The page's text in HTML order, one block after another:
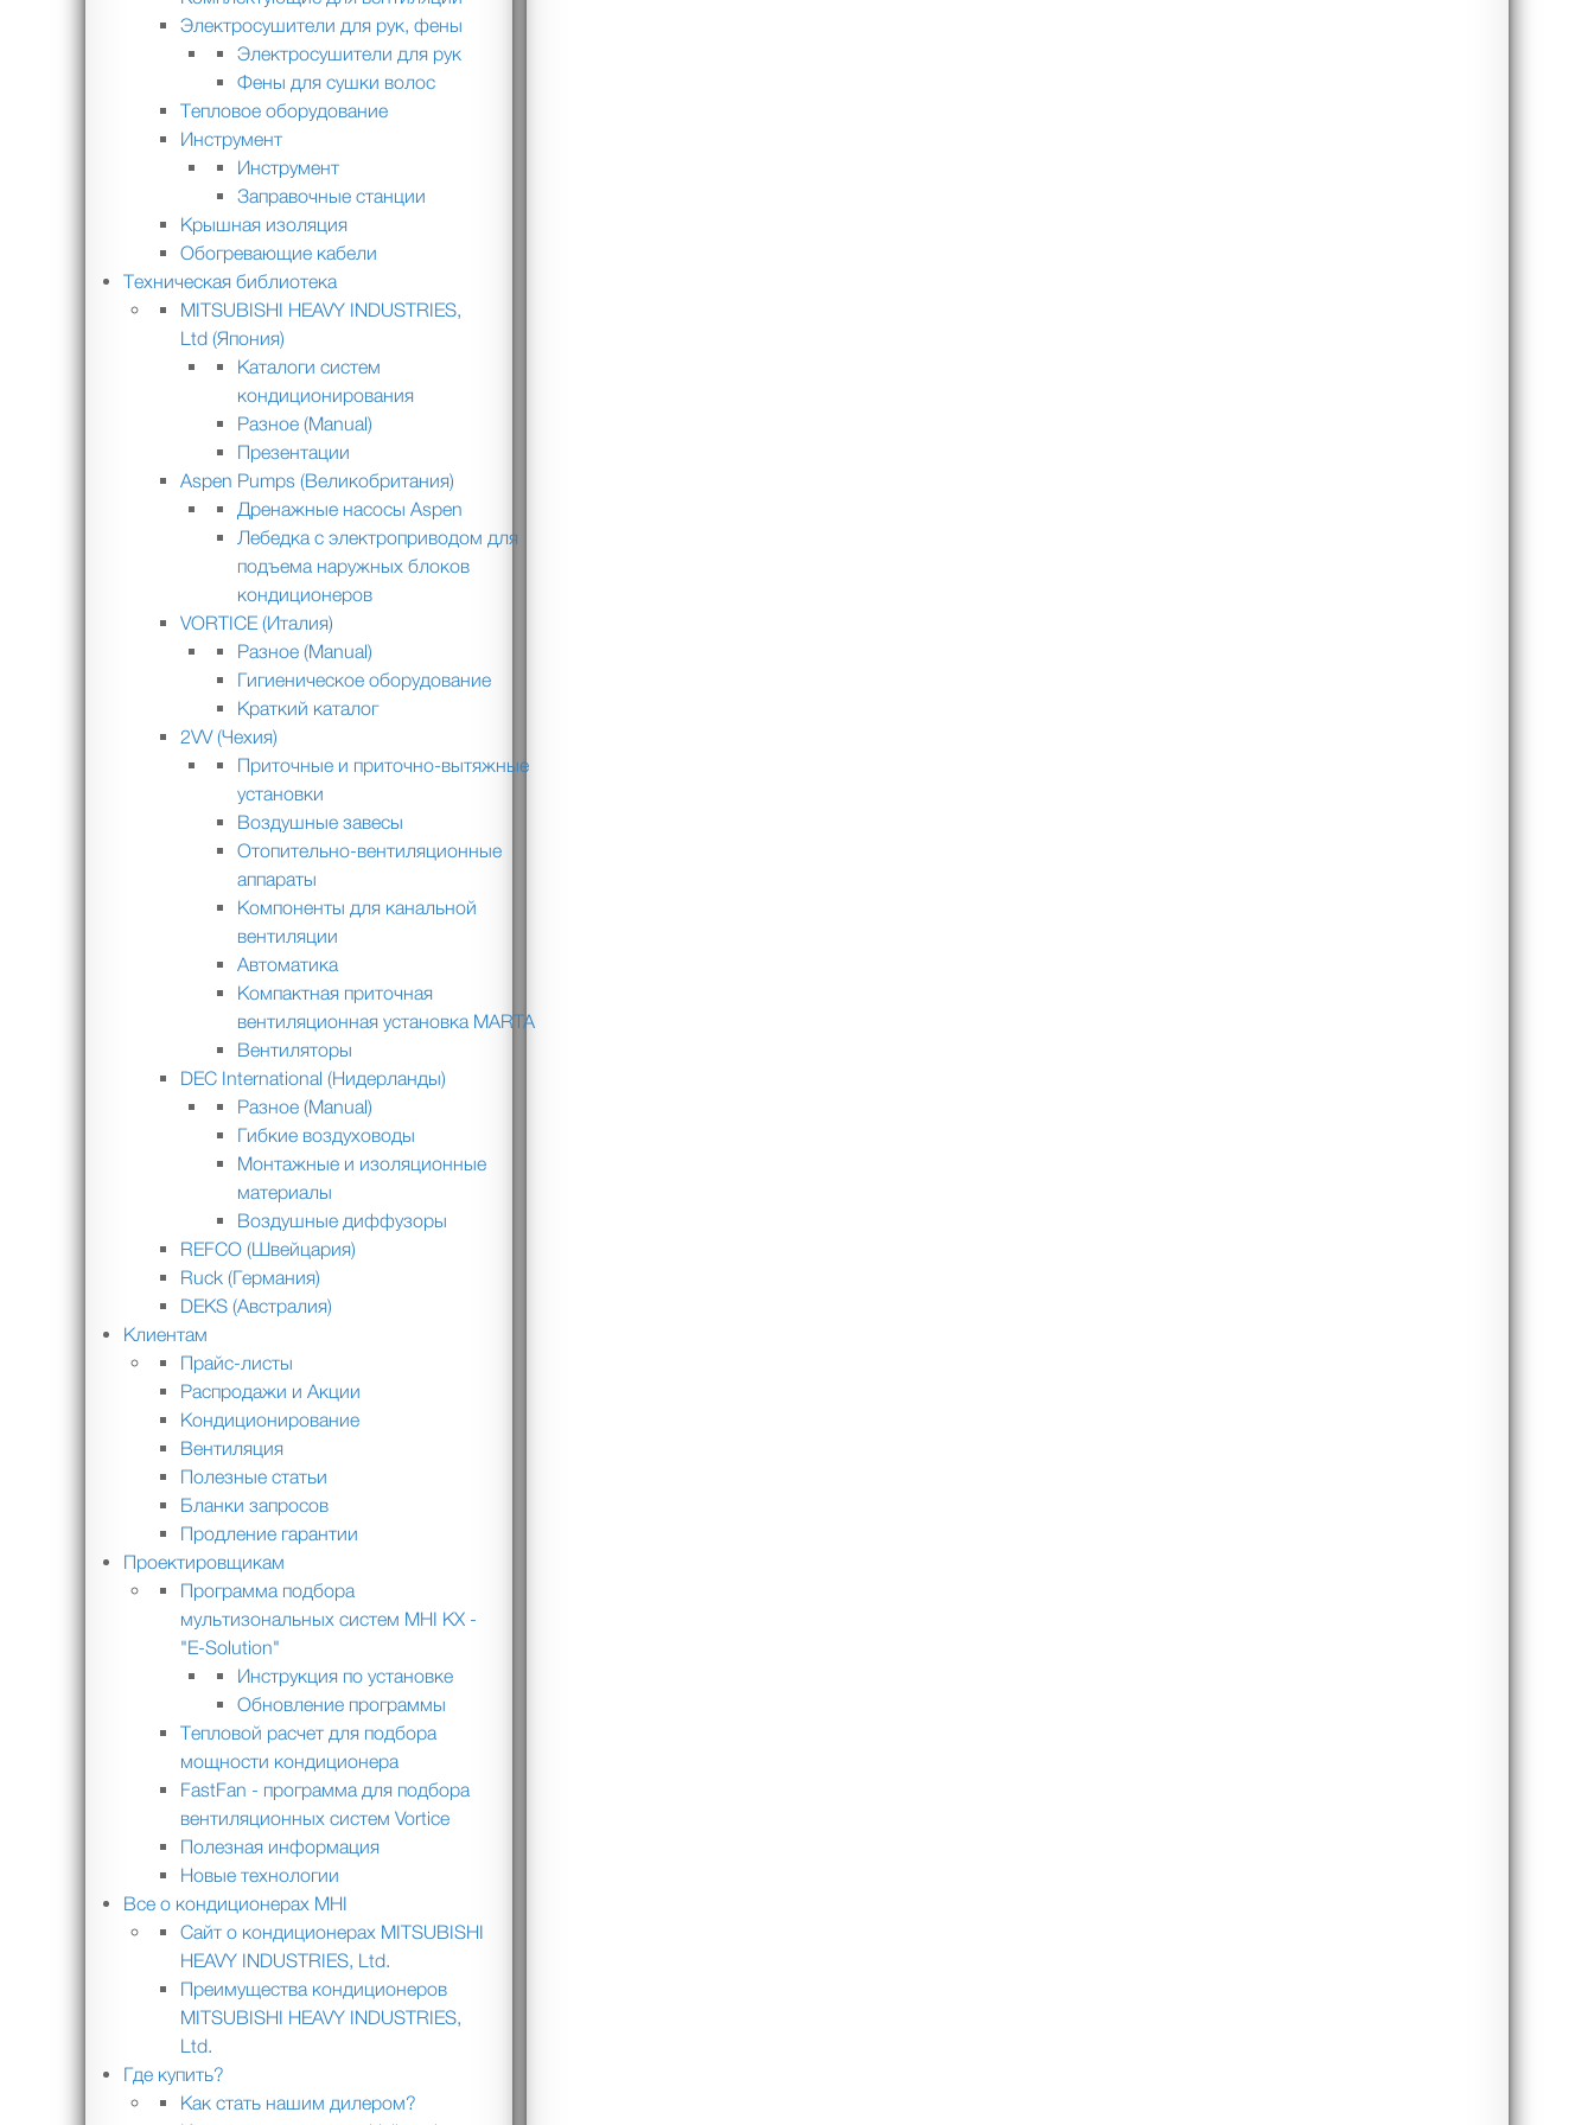
Электросушители для рук, фены
Электросушители для рук
Фены для сушки волос
Тепловое оборудование
Инструмент
Инструмент
Заправочные станции
Крышная изоляция
Обогревающие кабели
Техническая библиотека
MITSUBISHI HEAVY INDUSTRIES,
Ltd (Япония)
Каталоги систем
кондиционирования
Разное (Manual)
Презентации
Aspen Pumps (Великобритания)
Дренажные насосы Aspen
Лебедка с электроприводом для
подъема наружных блоков
кондиционеров
VORTICE (Италия)
Разное (Manual)
Гигиеническое оборудование
Краткий каталог
2VV (Чехия)
Приточные и приточно-вытяжные
установки
Воздушные завесы
Отопительно-вентиляционные
аппараты
Компоненты для канальной
вентиляции
Автоматика
Компактная приточная
вентиляционная установка MARTA
Вентиляторы
DEC International (Нидерланды)
Разное (Manual)
Гибкие воздуховоды
Монтажные и изоляционные
материалы
Воздушные диффузоры
REFCO (Швейцария)
Ruck (Германия)
DEKS (Австралия)
Клиентам
Прайс-листы
Распродажи и Акции
Кондиционирование
Вентиляция
Полезные статьи
Бланки запросов
Продление гарантии
Проектировщикам
Программа подбора
мультизональных систем MHI KX -
"E-Solution"
Инструкция по установке
Обновление программы
Тепловой расчет для подбора
мощности кондиционера
FastFan - программа для подбора
вентиляционных систем Vortice
Полезная информация
Новые технологии
Все о кондиционерах MHI
Сайт о кондиционерах MITSUBISHI
HEAVY INDUSTRIES, Ltd.
Преимущества кондиционеров
MITSUBISHI HEAVY INDUSTRIES,
Ltd.
Где купить?
Как стать нашим дилером?